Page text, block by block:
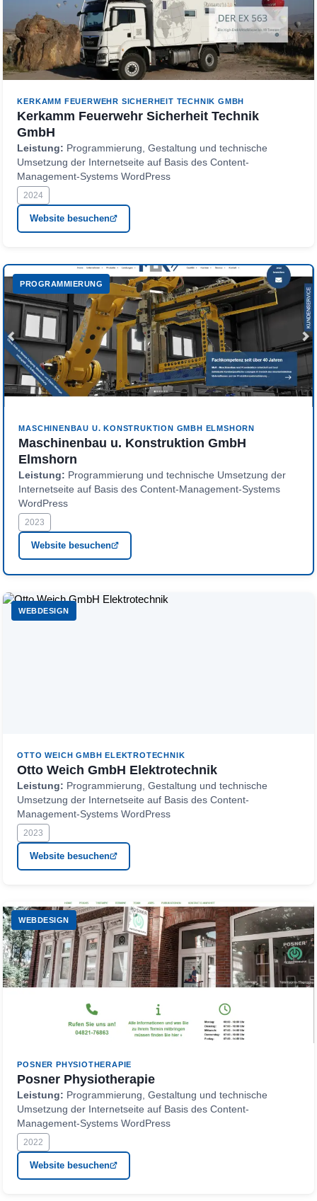
KERKAMM FEUERWEHR SICHERHEIT TECHNIK GMBH
Kerkamm Feuerwehr Sicherheit Technik
GmbH
Leistung: Programmierung, Gestaltung und technische
Umsetzung der Internetseite auf Basis des Content-
Management-Systems WordPress
2024
Website besuchen
PROGRAMMIERUNG
MASCHINENBAU U. KONSTRUKTION GMBH ELMSHORN
Maschinenbau u. Konstruktion GmbH
Elmshorn
Leistung: Programmierung und technische Umsetzung der
Internetseite auf Basis des Content-Management-Systems
WordPress
2023
Website besuchen
WEBDESIGN
OTTO WEICH GMBH ELEKTROTECHNIK
Otto Weich GmbH Elektrotechnik
Leistung: Programmierung, Gestaltung und technische
Umsetzung der Internetseite auf Basis des Content-
Management-Systems WordPress
2023
Website besuchen
WEBDESIGN
POSNER PHYSIOTHERAPIE
Posner Physiotherapie
Leistung: Programmierung, Gestaltung und technische
Umsetzung der Internetseite auf Basis des Content-
Management-Systems WordPress
2022
Website besuchen